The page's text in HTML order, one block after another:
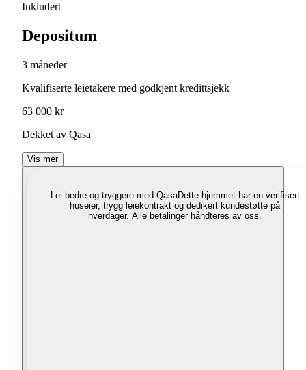
Inkludert
Depositum
3 måneder
Kvalifiserte leietakere med godkjent kredittsjekk
63 000 kr
Dekket av Qasa
Vis mer
Lei bedre og tryggere med QasaDette hjemmet har en verifisert
huseier, trygg leiekontrakt og dedikert kundestøtte på
hverdager. Alle betalinger håndteres av oss.